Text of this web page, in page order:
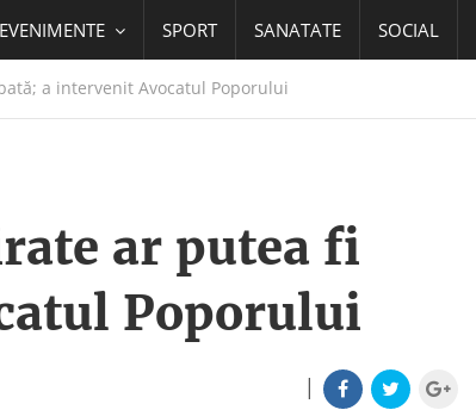
EVENIMENTE SPORT SANATATE SOCIAL
a intervenit Avocatul Poporului
ar putea fi
Poporului
|